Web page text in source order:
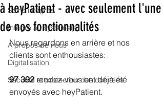
Soins intégrés
Intégré au système(s)
A propos de nous
Digitalisation
Sécurité et protection des données
à heyPatient - avec seulement l'une
de nos fonctionnalités
Nous regardons en arrière et nos
clients sont enthousiastes:
97 392 rendez-vous ont déjà été
envoyés avec heyPatient.